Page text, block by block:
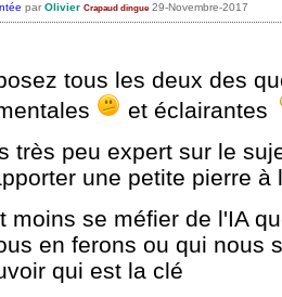
par Olivier Crapaud dingue 29-Novembre-2017
tous les deux des
et éclairantes
très peu expert sur le
une petite pierre
moins se méfier de l'IA
en ferons ou qui nous
qui est la clé